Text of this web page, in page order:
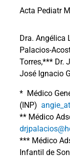
Acta Pediatr
Dra. Angélica
Palacios-
Torres,*** Dr.
José Ignacio
* Médico
(INP)
** Médico
*** Médico
Infantil de